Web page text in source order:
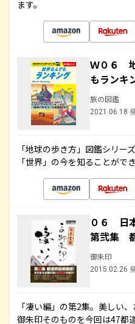
ます。
Ｗ０６
もランキ
旅の図鑑
2021.06.18
「地球の歩き方」図鑑シリー
「世界」の今を知ることがで
０６ 日
第弐集
御朱印
2015.02.26
「凄い編」の第2集。美しい
御朱印そのものを今回は47都